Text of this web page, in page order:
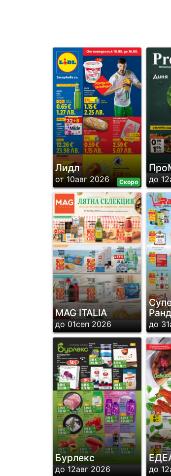
Скоро
Лидл
от 10авг 2026 до
MAG ITALIA
до 01сеп 2026 до
Бурлекс
до 12авг 2026 до